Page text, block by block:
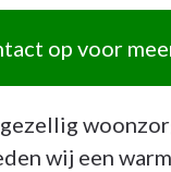
op voor
wij een